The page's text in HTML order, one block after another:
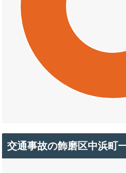
交通事故の飾磨区中浜町